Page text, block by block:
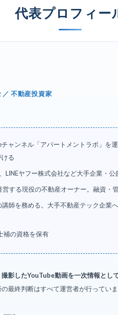
代表プロフィー
／ 不動産投資家
ャンネル「アパートメントラボ」を
る
LINEヤフー株式会社など大手企業・
する現役の不動産オーナー。融資・
師を務める。大手不動産テック企
補の資格を保有
影したYouTube動画を一次情報とし
最終判断はすべて運営者が行ってい